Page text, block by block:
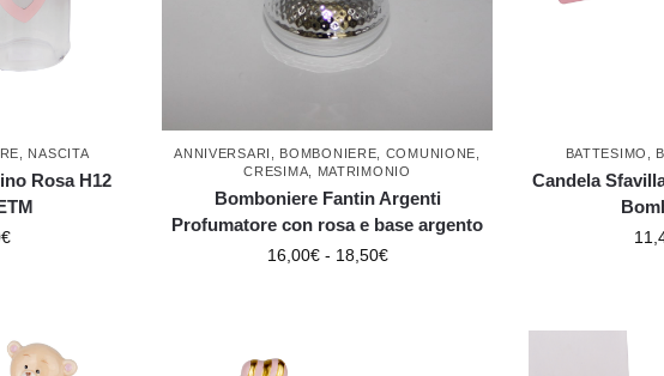
NASCITA
Rosa H12
€
ANNIVERSARI BOMBONIERE COMUNIONE
CRESIMA
MATRIMONIO
Bomboniere Fantin Argenti
Profumatore con rosa e base argento
16,00€ - 18,50€
BATTESIMO
Candela